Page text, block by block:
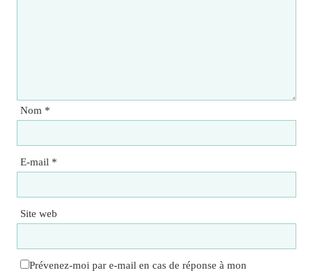
Nom *
E-mail *
Site web
Prévenez-moi par e-mail en cas de réponse à mon